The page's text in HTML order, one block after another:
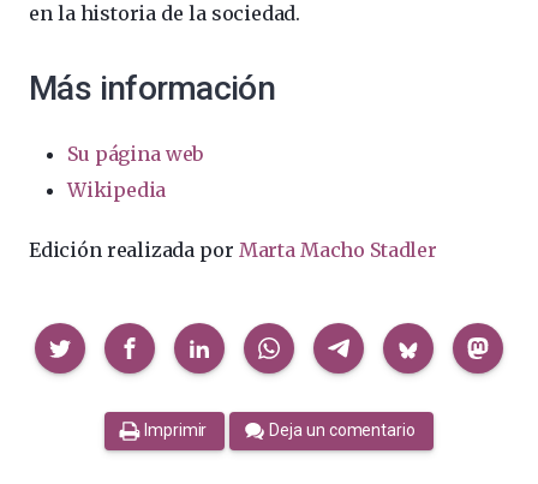
en la historia de la sociedad.
Más información
Su página web
Wikipedia
Edición realizada por Marta Macho Stadler
Compartir
Imprimir Deja un comentario